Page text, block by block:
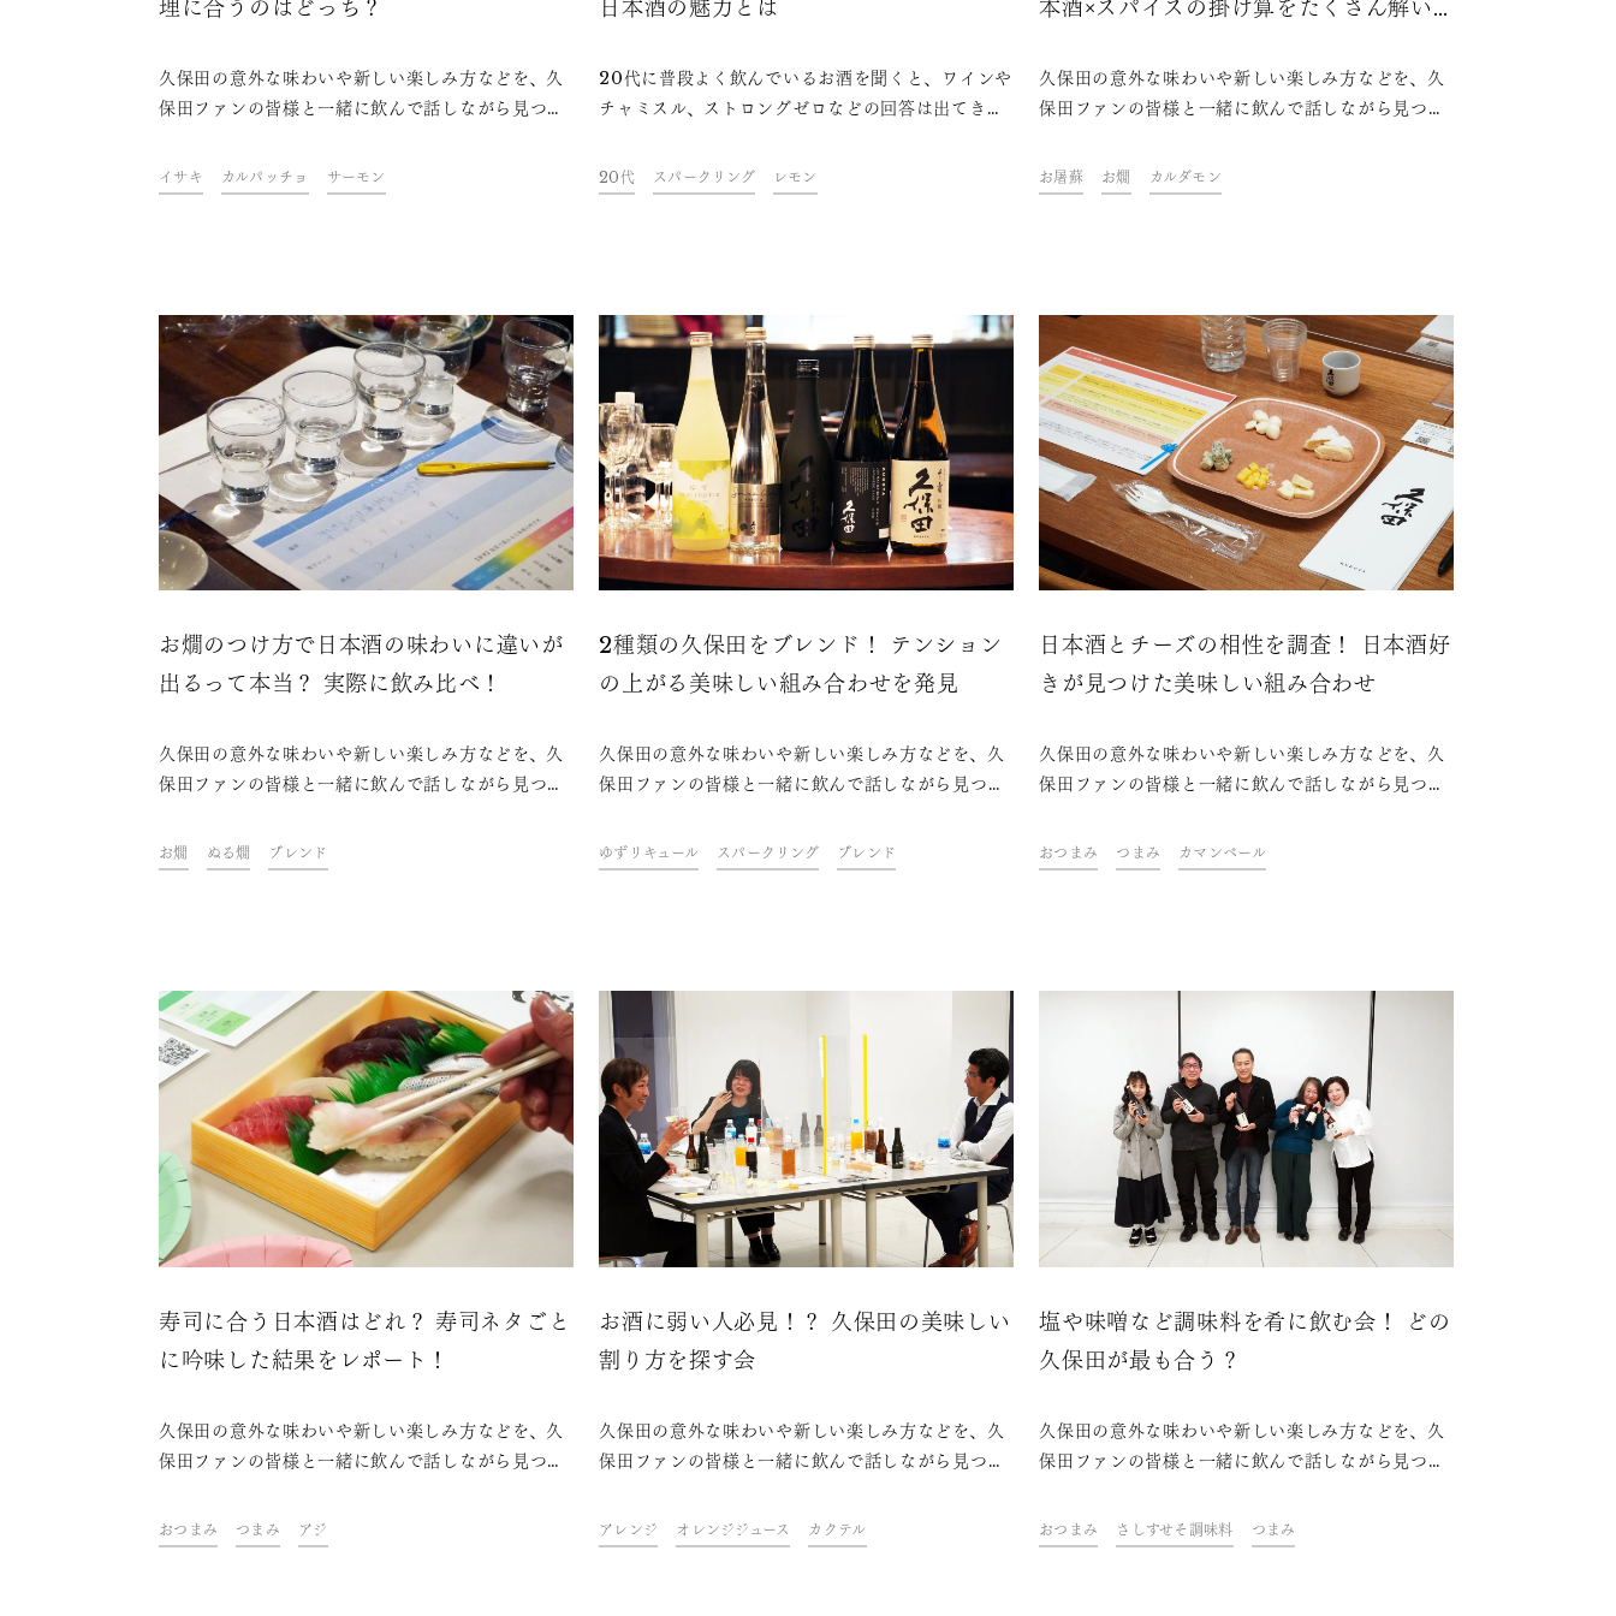
理に合うのはどっち？
久保田の意外な味わいや新しい楽しみ方などを、久
保田ファンの皆様と一緒に飲んで話しながら見つけ
「魚料理を久保田vsワインでペアリング比較」をテ
ーマに開催しました。
イサキ カルパッチョ サーモン
日本酒の魅力とは
20代に普段よく飲んでいるお酒を聞くと、ワインや
チャミスル、ストロングゼロなどの回答は出てきま
を聞いてみると、日本酒は「ハードルが高そう」
「友達と飲むお酒ではない」という印象があるそ
酒の魅力は20代に伝わるのでしょうか？
20代 スパークリング レモン
本酒×スパイスの掛け算をたくさん解い
久保田の意外な味わいや新しい楽しみ方などを、久
保田ファンの皆様と一緒に飲んで話しながら見つけ
「スパイス×日本酒で”myお屠蘇”を作ろう」をテー
マに開催しました。
お屠蘇 お燗 カルダモン
お燗のつけ方で日本酒の味わいに違いが
出るって本当？ 実際に飲み比べ！
久保田の意外な味わいや新しい楽しみ方などを、久
保田ファンの皆様と一緒に飲んで話しながら見つけ
「お燗のつけ方による味わいの違いを知ろう」をテ
ーマに開催しました。
お燗 ぬる燗 ブレンド
2種類の久保田をブレンド！ テンション
の上がる美味しい組み合わせを発見
久保田の意外な味わいや新しい楽しみ方などを、久
保田ファンの皆様と一緒に飲んで話しながら見つけ
「2種類の久保田をブレンドして新しい味わいを探
そう」をテーマに開催しました。
ゆずリキュール スパークリング ブレンド
日本酒とチーズの相性を調査！ 日本酒好
きが見つけた美味しい組み合わせ
久保田の意外な味わいや新しい楽しみ方などを、久
保田ファンの皆様と一緒に飲んで話しながら見つけ
「チーズのタイプ別に合う久保田」をテーマに開催
しました。
おつまみ つまみ カマンベール
寿司に合う日本酒はどれ？ 寿司ネタごと
に吟味した結果をレポート！
久保田の意外な味わいや新しい楽しみ方などを、久
保田ファンの皆様と一緒に飲んで話しながら見つけ
「寿司のネタごとに最も合う久保田」をテーマに開
催しました。
おつまみ つまみ アジ
お酒に弱い人必見！？ 久保田の美味しい
割り方を探す会
久保田の意外な味わいや新しい楽しみ方などを、久
保田ファンの皆様と一緒に飲んで話しながら見つけ
は、「お酒に弱い人でも楽しめる久保田の美味しい
割り方」をテーマに開催しました。
アレンジ オレンジジュース カクテル
塩や味噌など調味料を肴に飲む会！ どの
久保田が最も合う？
久保田の意外な味わいや新しい楽しみ方などを、久
保田ファンの皆様と一緒に飲んで話しながら見つけ
は、「さしすせそ調味料に最も合う久保田」をテー
マに開催しました。
おつまみ さしすせそ調味料 つまみ